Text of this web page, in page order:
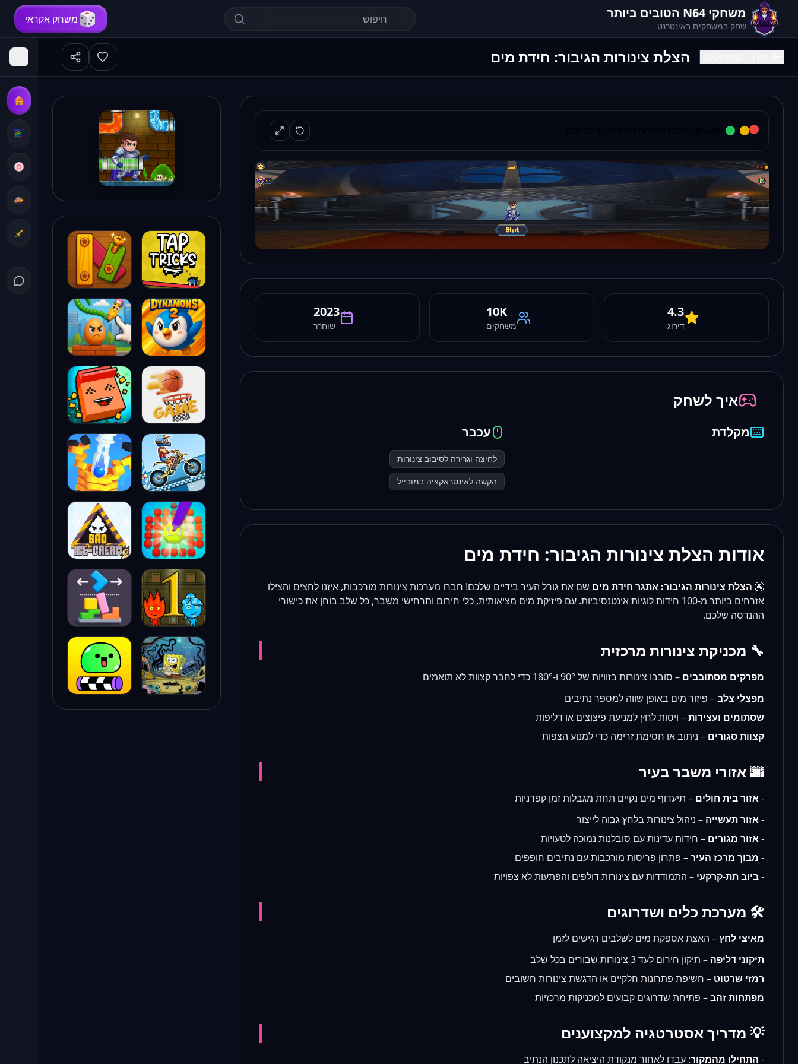
משחקי N64 הטובים ביותר
שחק במשחקים באינטרנט
משחק אקראי
הצלת צינורות הגיבור: חידת מים
4.3
דירוג
10K
משחקים
2023
שוחרר
איך לשחק
מקלדת עכבר
לחיצה וגרירה לסיבוב צינורות
הקשה לאינטראקציה במובייל
אודות הצלת צינורות הגיבור: חידת מים
🚰 הצלת צינורות הגיבור: אתגר חידת מים שם את גורל העיר בידיים שלכם! חברו מערכות צינורות מורכבות, איזנו לחצים והצילו
אזרחים ביותר מ-100 חידות לוגיות אינטנסיביות. עם פיזיקת מים מציאותית, כלי חירום ותרחישי משבר, כל שלב בוחן את כישורי
ההנדסה שלכם.
🔧 מכניקת צינורות מרכזית
מפרקים מסתובבים – סובבו צינורות בזוויות של 90° ו-180° כדי לחבר קצוות לא תואמים
מפצלי צלב– פיזור מים באופן שווה למספר נתיבים
שסתומים ועצירות– ויסות לחץ למניעת פיצוצים או דליפות
קצוות סגורים – ניתוב או חסימת זרימה כדי למנוע הצפות
🌆 אזורי משבר בעיר
-אזור בית חולים – תיעדוף מים נקיים תחת מגבלות זמן קפדניות
-אזור תעשייה – ניהול צינורות בלחץ גבוה לייצור
-אזור מגורים – חידות עדינות עם סובלנות נמוכה לטעויות
- מבוך מרכז העיר– פתרון פריסות מורכבות עם נתיבים חופפים
-ביוב תת-קרקעי – התמודדות עם צינורות דולפים והפתעות לא צפויות
🛠️ מערכת כלים ושדרוגים
מאיצי לחץ– האצת אספקת מים לשלבים רגישים לזמן
תיקוני דליפה – תיקון חירום לעד 3 צינורות שבורים בכל שלב
רמזי שרטוט – חשיפת פתרונות חלקיים או הדגשת צינורות חשובים
מפתחות זהב– פתיחת שדרוגים קבועים למכניקות מרכזיות
💡 מדריך אסטרטגיה למקצוענים
- התחילו מהמקור: עבדו לאחור מנקודת היציאה לתכנון הנתיב